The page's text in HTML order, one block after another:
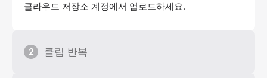
클라우드 저장소 계정에서 업로드하세요.
2 클립 반복